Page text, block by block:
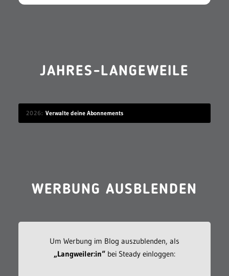
JAHRES-LANGEWEILE
2026 Verwalte deine Abonnements
WERBUNG AUSBLENDEN
Um Werbung im Blog auszublenden, als
„Langweiler:in“bei Steady einloggen: